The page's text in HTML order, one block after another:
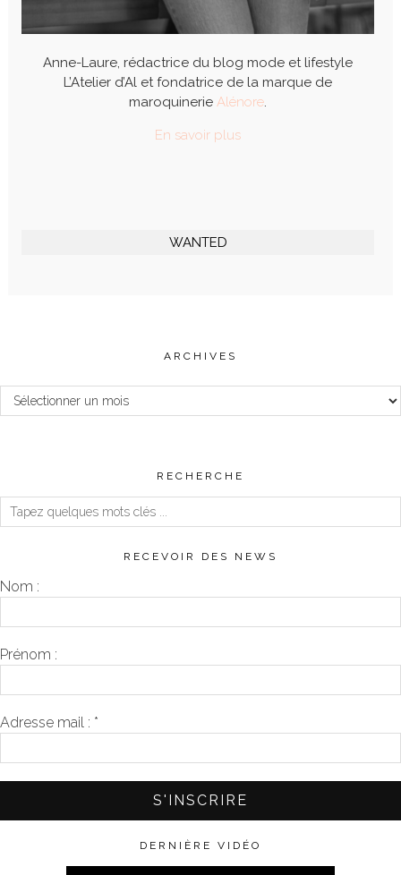
Anne-Laure, rédactrice du blog mode et lifestyle
L’Atelier d’Al et fondatrice de la marque de
maroquinerie Alénore.
En savoir plus
WANTED
ARCHIVES
Archives
RECHERCHE
RECEVOIR DES NEWS
Nom :
Prénom :
Adresse mail : *
DERNIÈRE VIDÉO